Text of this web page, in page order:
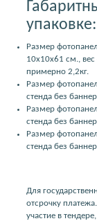
упаковке:
Размер
10x10x61 см., вес
примерно 2,2кг.
Размер
стенда без
Размер
стенда без
Размер
стенда без
Для
отсрочку
участие в